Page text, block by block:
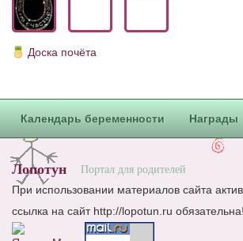
Доска почёта
Календарь беременности Награды
Лопотун Портал для родителей
При использовании материалов сайта
ссылка на сайт http://lopotun.ru обязательна!